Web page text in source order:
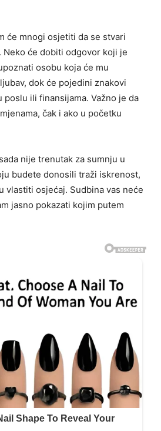
će mnogi osjetiti da se stvari
Neko će dobiti odgovor koji je
osobu koja će mu
dok će pojedini znakovi
poslu ili finansijama. Važno je da
čak i ako u početku
nije trenutak za sumnju u
budete donosili traži iskrenost,
vlastiti osjećaj. Sudbina vas neće
jasno pokazati kojim putem